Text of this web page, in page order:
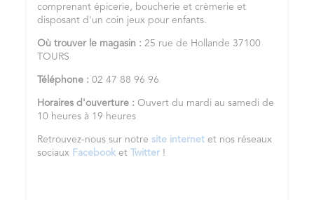
comprenant épicerie, boucherie et crèmerie et
disposant d'un coin jeux pour enfants.
Où trouver le magasin : 25 rue de Hollande 37100
TOURS
Téléphone : 02 47 88 96 96
Horaires d'ouverture : Ouvert du mardi au samedi de
10 heures à 19 heures
Retrouvez-nous sur notre site internet et nos réseaux
sociaux Facebook et Twitter !